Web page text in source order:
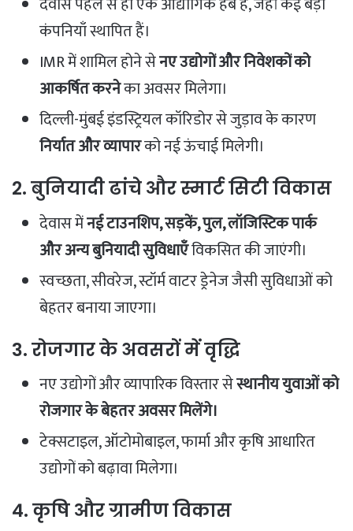
कंपनियाँ स्थापित हैं।
IMR में शामिल होने सेनए उद्योगों और निवेशकों को
आकर्षित करनेका अवसर मिलेगा।
दिल्ली-मुंबई इंडस्ट्रियल कॉरिडोर से जुड़ाव के कारण
निर्यात और व्यापारको नई ऊंचाई मिलेगी।
2. बुनियादी ढांचे और स्मार्ट सिटी विकास
देवास मेंनई टाउनशिप, सड़कें, पुल, लॉजिस्टिक पार्क
और अन्य बुनियादी सुविधाएँविकसित की जाएंगी।
स्वच्छता, सीवरेज, स्टॉर्म वाटर ड्रेनेज जैसी सुविधाओं को
बेहतर बनाया जाएगा।
3. रोजगार के अवसरों में वृद्धि
नए उद्योगों और व्यापारिक विस्तार सेस्थानीय युवाओं को
रोजगार के बेहतर अवसर मिलेंगे।
टेक्सटाइल, ऑटोमोबाइल, फार्मा और कृषि आधारित
उद्योगों को बढ़ावा मिलेगा।
4. कृषि और ग्रामीण विकास